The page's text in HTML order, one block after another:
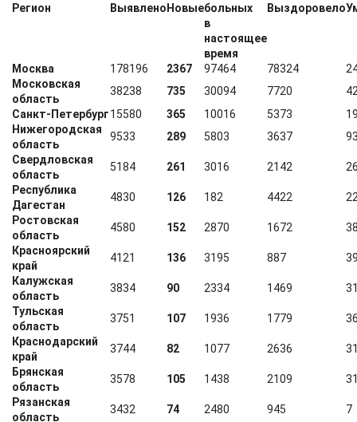
Регион Выявлено Новыебольных
в
настоящее
время
Выздоровело
Москва 178196 2367 97464 78324
Московская
область
38238 735 30094 7720
Санкт-Петербург15580 365 10016 5373
Нижегородская
область
9533 289 5803 3637
Свердловская
область
5184 261 3016 2142
Республика
Дагестан
4830 126 182 4422
Ростовская
область
4580 152 2870 1672
Красноярский
край
4121 136 3195 887
Калужская
область
3834 90 2334 1469
Тульская
область
3751 107 1936 1779
Краснодарский
край
3744 82 1077 2636
Брянская
область
3578 105 1438 2109
Рязанская
область
3432 74 2480 945
7